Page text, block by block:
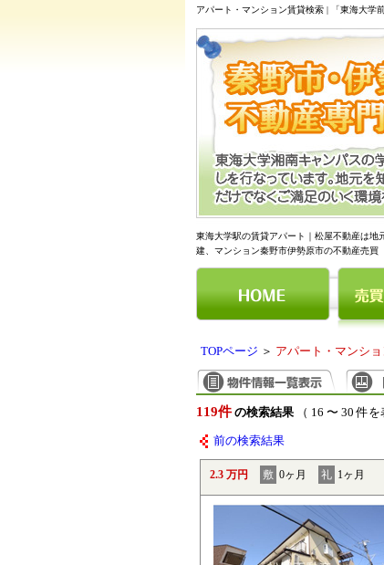
アパート・マンション賃貸検索 | 「東海大学
東海大学駅の賃貸アパート｜松屋不動産は地
建、マンション秦野市伊勢原市の不動産売買
TOPページ ＞ アパート・マンショ
119件 の検索結果（ 16 〜 30 件
前の検索結果
2.3 万円 敷 0ヶ月 礼 1ヶ月